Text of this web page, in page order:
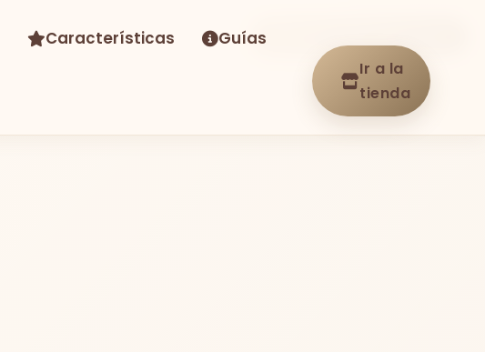
Características Guías
Ir a la
tienda